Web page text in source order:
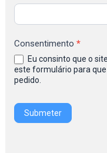
de
Inscrição
Newsletter
IFORMA
Consentimento*
este formulário para
pedido.
Submeter